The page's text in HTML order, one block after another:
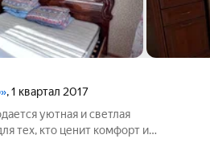
, 1 квартал 2017
уютная и светлая
тех, кто ценит комфорт и